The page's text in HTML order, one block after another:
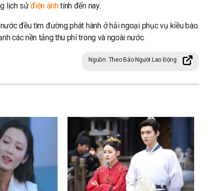
lịch sửđiện ảnhtính đến nay.
đều tìm đường phát hành ở hải ngoại phục vụ kiều bào.
các nền tảng thu phí trong và ngoài nước.
Nguồn: Theo Báo Người Lao Động